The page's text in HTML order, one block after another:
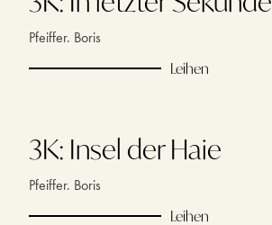
Pfeiffer. Boris
Leihen
3K: Insel der Haie
Pfeiffer. Boris
Leihen